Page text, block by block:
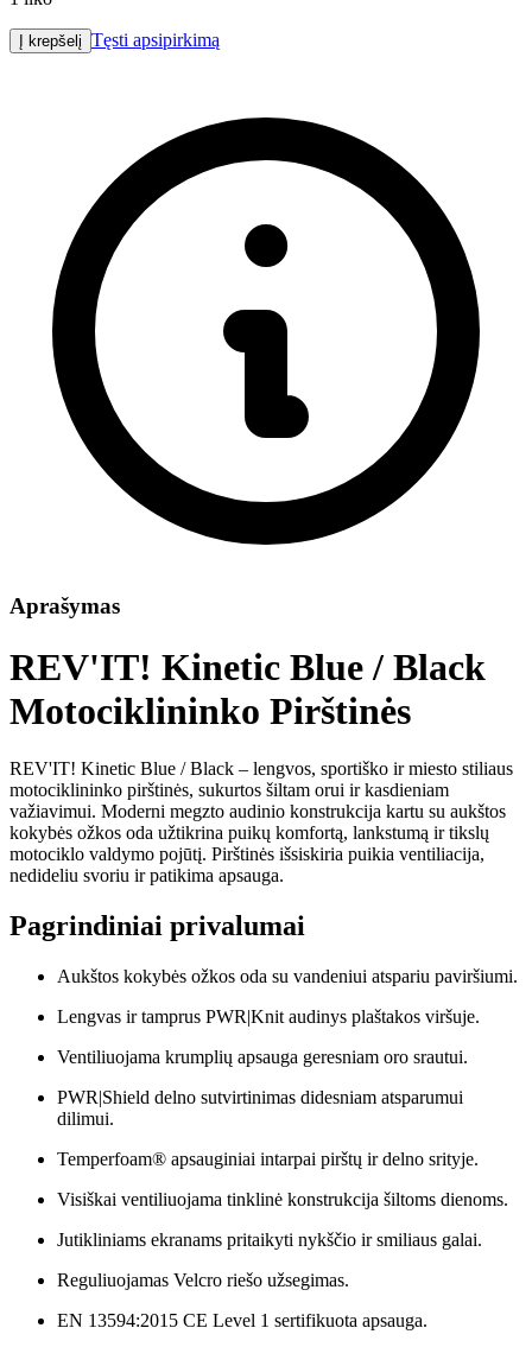
Į krepšelį Tęsti apsipirkimą
Aprašymas
REV'IT! Kinetic Blue / Black
Motociklininko Pirštinės
REV'IT! Kinetic Blue / Black – lengvos, sportiško ir miesto stiliaus
motociklininko pirštinės, sukurtos šiltam orui ir kasdieniam
važiavimui. Moderni megzto audinio konstrukcija kartu su aukštos
kokybės ožkos oda užtikrina puikų komfortą, lankstumą ir tikslų
motociklo valdymo pojūtį. Pirštinės išsiskiria puikia ventiliacija,
nedideliu svoriu ir patikima apsauga.
Pagrindiniai privalumai
Aukštos kokybės ožkos oda su vandeniui atspariu paviršiumi.
Lengvas ir tamprus PWR|Knit audinys plaštakos viršuje.
Ventiliuojama krumplių apsauga geresniam oro srautui.
PWR|Shield delno sutvirtinimas didesniam atsparumui
dilimui.
Temperfoam® apsauginiai intarpai pirštų ir delno srityje.
Visiškai ventiliuojama tinklinė konstrukcija šiltoms dienoms.
Jutikliniams ekranams pritaikyti nykščio ir smiliaus galai.
Reguliuojamas Velcro riešo užsegimas.
EN 13594:2015 CE Level 1 sertifikuota apsauga.